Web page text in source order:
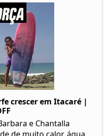
crescer em Itacaré |
e Chantalla